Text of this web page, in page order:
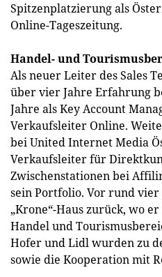
Spitzenplatzierung als
Online-Tageszeitung.
Handel- und
Als neuer Leiter des Sales
über vier Jahre Erfahrung
Jahre als Key Account
Verkaufsleiter Online.
bei United Internet Media
Verkaufsleiter für
Zwischenstationen bei
sein Portfolio. Vor rund
„Krone“-Haus zurück, wo
Handel und
Hofer und Lidl wurden zu
sowie die Kooperation mit